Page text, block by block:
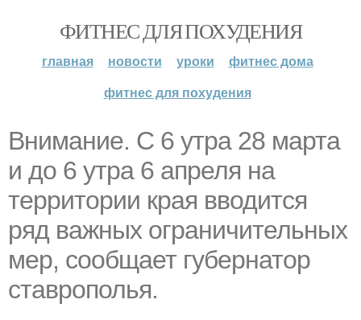
ФИТНЕС ДЛЯ ПОХУДЕНИЯ
главная новости уроки
фитнес дома
фитнес для похудения
Внимание. С 6 утра 28 марта
и до 6 утра 6 апреля на
территории края вводится
ряд важных ограничительных
мер, сообщает губернатор
ставрополья.